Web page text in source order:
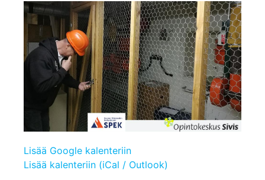
Lisää Google kalenteriin
Lisää kalenteriin (iCal / Outlook)